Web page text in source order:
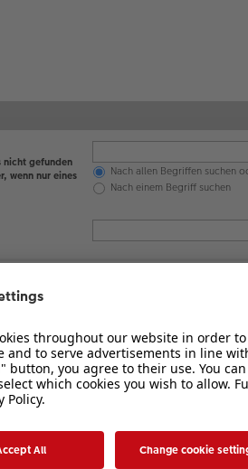
gefunden
wenn nur eines
Nach allen Begriffen suchen
Nach einem Begriff suchen
Nein